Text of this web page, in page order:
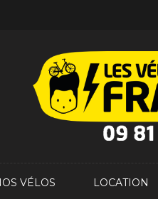
VÉLOS LOCATION